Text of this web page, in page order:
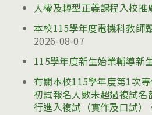
人權及轉型正義課程入校推
本校115學年度電機科教師
2026-08-07
115學年度新生始業輔導新
有關本校115學年度第1次
初試報名人數未超過複試名
行進入複試（實作及口試）